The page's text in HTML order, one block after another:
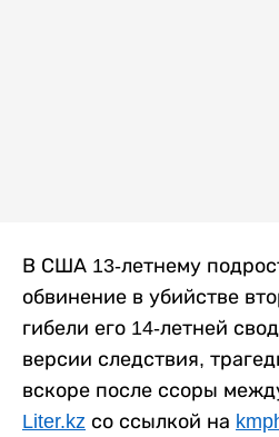
В США 13-летнему
обвинение в убийстве
гибели его 14-летней
версии следствия,
вскоре после ссоры
Liter.kz со ссылкой на